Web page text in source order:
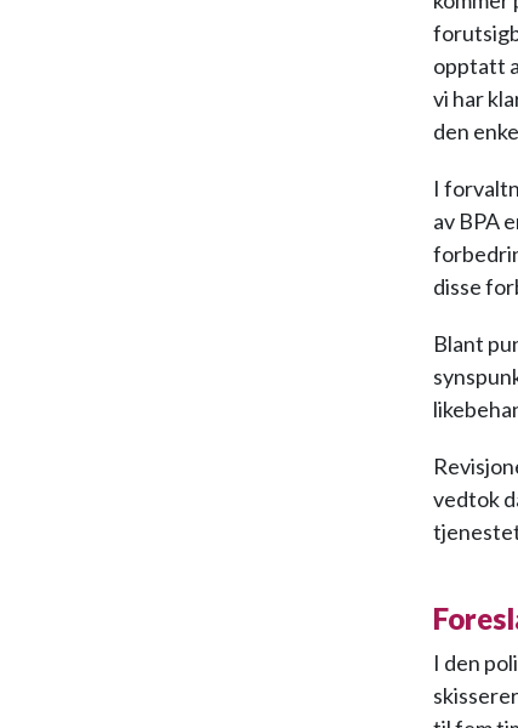
opptatt
vi har
den
I
av BPA
disse
Blant
vedtok
I den